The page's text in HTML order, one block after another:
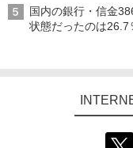
国内の銀行・信金
状態だったのは26.7